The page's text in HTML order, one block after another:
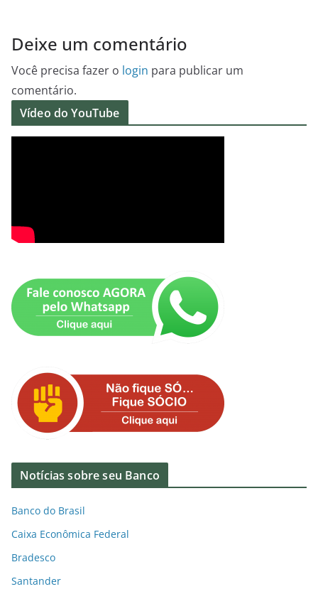
Deixe um comentário
Você precisa fazer o login para publicar um
comentário.
Vídeo do YouTube
Notícias sobre seu Banco
Banco do Brasil
Caixa Econômica Federal
Bradesco
Santander